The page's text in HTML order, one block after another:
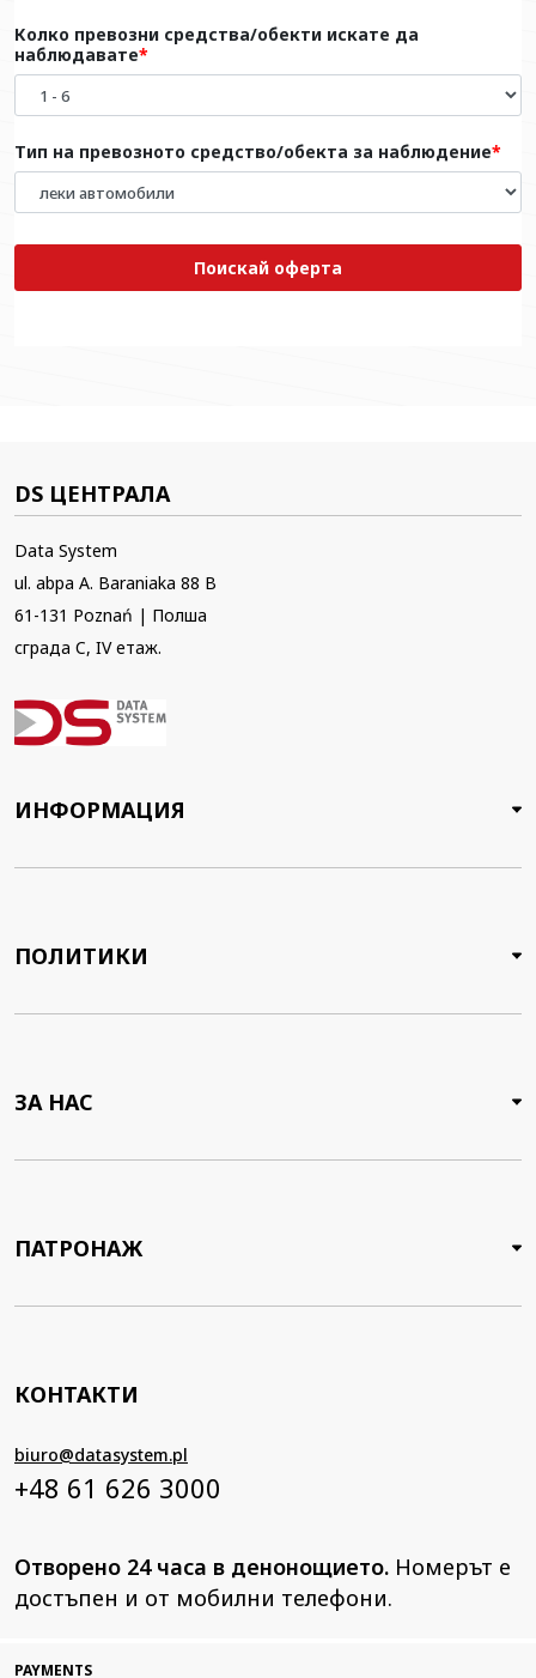
Колко превозни средства/обекти искате да
наблюдавате
Тип на превозното средство/обекта за наблюдение
Поискай оферта
DS ЦЕНТРАЛА
Data System
ul. abpa A. Baraniaka 88 B
61-131 Poznań | Полша
сграда C, IV етаж.
ИНФОРМАЦИЯ
ПОЛИТИКИ
ЗА НАС
ПАТРОНАЖ
КОНТАКТИ
biuro@datasystem.pl
+48 61 626 3000
Отворено 24 часа в денонощието. Номерът е
достъпен и от мобилни телефони.
PAYMENTS